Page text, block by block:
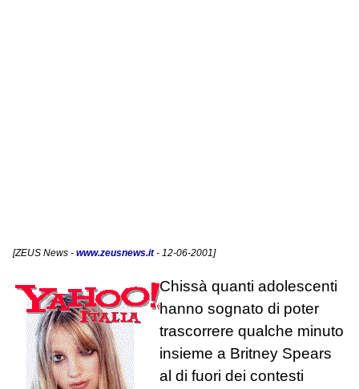
[ZEUS News - www.zeusnews.it- 12-06-2001]
Chissà quanti adolescenti
hanno sognato di poter
trascorrere qualche minuto
insieme a Britney Spears
al di fuori dei contesti